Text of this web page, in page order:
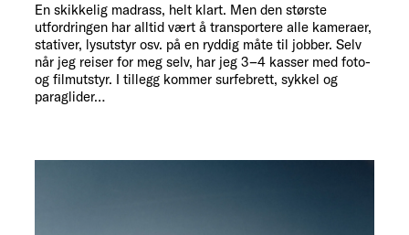
En skikkelig madrass, helt klart. Men den største
utfordringen har alltid vært å transportere alle kameraer,
stativer, lysutstyr osv. på en ryddig måte til jobber. Selv
når jeg reiser for meg selv, har jeg 3–4 kasser med foto-
og filmutstyr. I tillegg kommer surfebrett, sykkel og
paraglider…